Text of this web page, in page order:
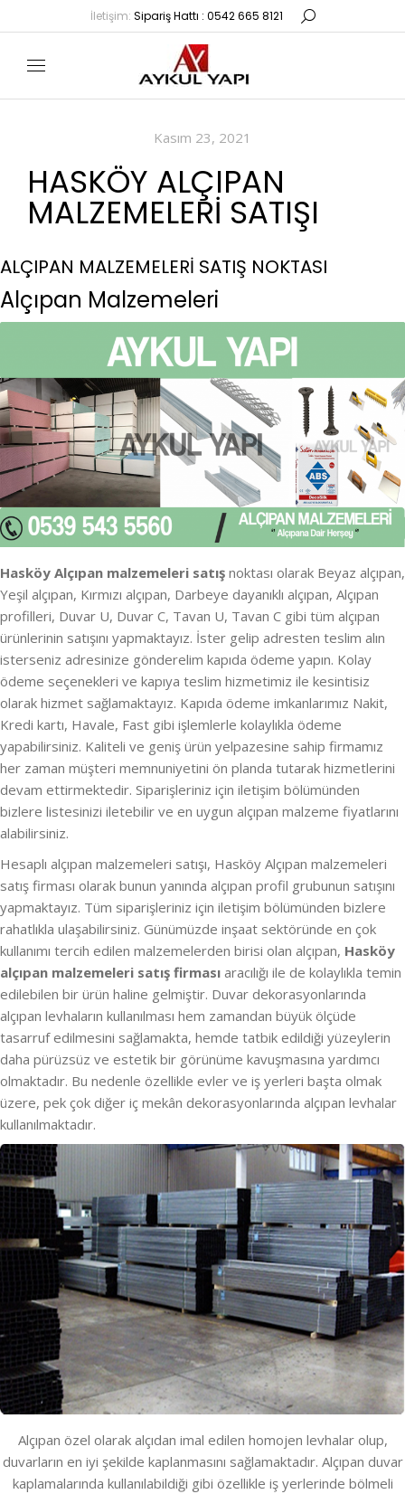
İletişim: Sipariş Hattı : 0542 665 8121
Kasım 23, 2021
HASKÖY ALÇIPAN
MALZEMELERI SATIŞI
ALÇIPAN MALZEMELERİ SATIŞ NOKTASI
Alçıpan Malzemeleri
Hasköy Alçıpan malzemeleri satış noktası olarak Beyaz alçıpan,
Yeşil alçıpan, Kırmızı alçıpan, Darbeye dayanıklı alçıpan, Alçıpan
profilleri, Duvar U, Duvar C, Tavan U, Tavan C gibi tüm alçıpan
ürünlerinin satışını yapmaktayız. İster gelip adresten teslim alın
isterseniz adresinize gönderelim kapıda ödeme yapın. Kolay
ödeme seçenekleri ve kapıya teslim hizmetimiz ile kesintisiz
olarak hizmet sağlamaktayız. Kapıda ödeme imkanlarımız Nakit,
Kredi kartı, Havale, Fast gibi işlemlerle kolaylıkla ödeme
yapabilirsiniz. Kaliteli ve geniş ürün yelpazesine sahip firmamız
her zaman müşteri memnuniyetini ön planda tutarak hizmetlerini
devam ettirmektedir. Siparişleriniz için iletişim bölümünden
bizlere listesinizi iletebilir ve en uygun alçıpan malzeme fiyatlarını
alabilirsiniz.
Hesaplı alçıpan malzemeleri satışı, Hasköy Alçıpan malzemeleri
satış firması olarak bunun yanında alçıpan profil grubunun satışını
yapmaktayız. Tüm siparişleriniz için iletişim bölümünden bizlere
rahatlıkla ulaşabilirsiniz. Günümüzde inşaat sektöründe en çok
kullanımı tercih edilen malzemelerden birisi olan alçıpan, Hasköy
alçıpan malzemeleri satış firması aracılığı ile de kolaylıkla temin
edilebilen bir ürün haline gelmiştir. Duvar dekorasyonlarında
alçıpan levhaların kullanılması hem zamandan büyük ölçüde
tasarruf edilmesini sağlamakta, hemde tatbik edildiği yüzeylerin
daha pürüzsüz ve estetik bir görünüme kavuşmasına yardımcı
olmaktadır. Bu nedenle özellikle evler ve iş yerleri başta olmak
üzere, pek çok diğer iç mekân dekorasyonlarında alçıpan levhalar
kullanılmaktadır.
Alçıpan özel olarak alçıdan imal edilen homojen levhalar olup,
duvarların en iyi şekilde kaplanmasını sağlamaktadır. Alçıpan duvar
kaplamalarında kullanılabildiği gibi özellikle iş yerlerinde bölmeli